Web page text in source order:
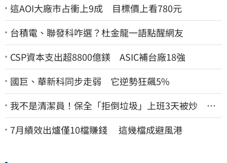
這AOI大廠市占衝上9成 目標價上看780元
台積電、聯發科咋選？杜金龍一語點醒網友
CSP資本支出超8800億鎂 ASIC補台廠18強
國巨、華新科同步走弱 它逆勢狂飆5%
我不是清潔員！保全「拒倒垃圾」上班3天被炒 找
法院討公道結果出爐
7月績效出爐僅10檔賺錢 這幾檔成避風港